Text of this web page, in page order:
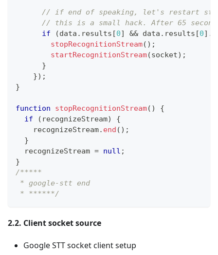
// if end of speaking, let's restart
// this is a small hack. After 65
if
(data . results [0] && data . results [0] .
stopRecognitionStream( ) ;
startRecognitionStream(socket) ;
}
}) ;
}
function stopRecognitionStream( )
{
if
( recognizeStream)
{
    recognizeStream
. end ( ) ;
}
  recognizeStream
= null ;
}
/*****
* google-stt end
* ******/
2.2. Client socket source
Google STT socket client setup